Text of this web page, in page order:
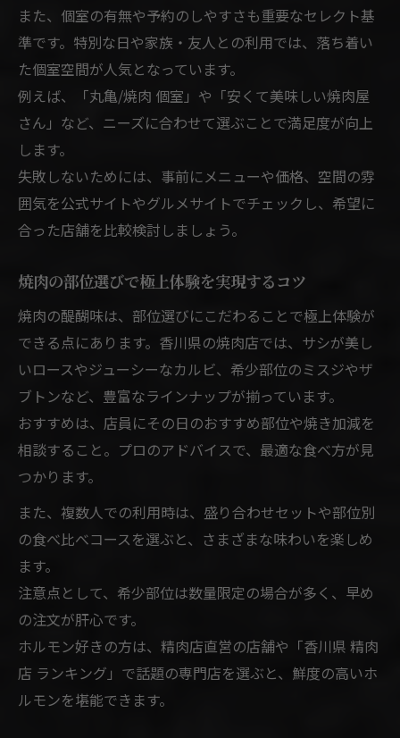
また、個室の有無や予約のしやすさも重要なセレクト基
準です。特別な日や家族・友人との利用では、落ち着い
た個室空間が人気となっています。
例えば、「丸亀/焼肉 個室」や「安くて美味しい焼肉屋
さん」など、ニーズに合わせて選ぶことで満足度が向上
します。
失敗しないためには、事前にメニューや価格、空間の雰
囲気を公式サイトやグルメサイトでチェックし、希望に
合った店舗を比較検討しましょう。
焼肉の部位選びで極上体験を実現するコツ
焼肉の醍醐味は、部位選びにこだわることで極上体験が
できる点にあります。香川県の焼肉店では、サシが美し
いロースやジューシーなカルビ、希少部位のミスジやザ
ブトンなど、豊富なラインナップが揃っています。
おすすめは、店員にその日のおすすめ部位や焼き加減を
相談すること。プロのアドバイスで、最適な食べ方が見
つかります。
また、複数人での利用時は、盛り合わせセットや部位別
の食べ比べコースを選ぶと、さまざまな味わいを楽しめ
ます。
注意点として、希少部位は数量限定の場合が多く、早め
の注文が肝心です。
ホルモン好きの方は、精肉店直営の店舗や「香川県 精肉
店 ランキング」で話題の専門店を選ぶと、鮮度の高いホ
ルモンを堪能できます。